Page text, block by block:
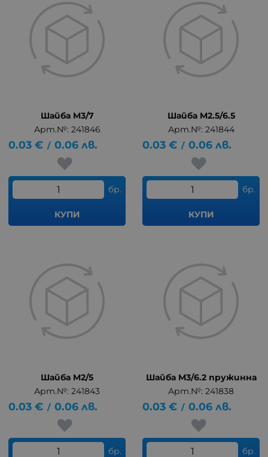
Шайба M3/7
Арт.№: 241846
0.03 € / 0.06 лв.
бр.
КУПИ
Шайба M2.5/6.5
Арт.№: 241844
0.03 € / 0.06 лв.
бр.
КУПИ
Шайба M2/5
Арт.№: 241843
0.03 € / 0.06 лв.
бр.
Шайба M3/6.2 пружинна
Арт.№: 241838
0.03 € / 0.06 лв.
бр.